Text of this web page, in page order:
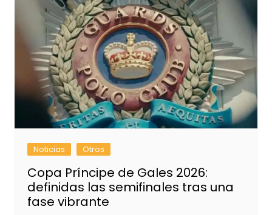
Noticias Otros
Copa Príncipe de Gales 2026:
definidas las semifinales tras una
fase vibrante